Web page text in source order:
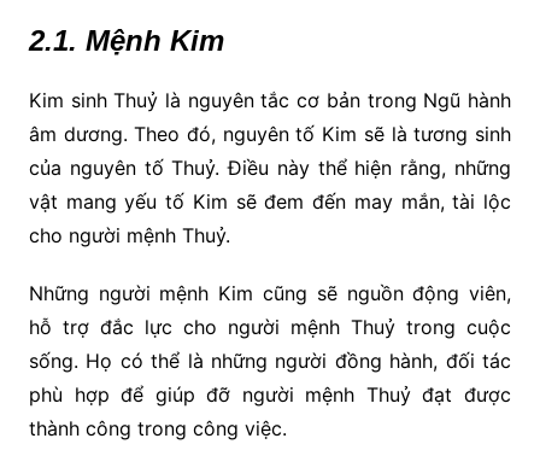
2.1. Mệnh Kim
Kim sinh Thuỷ là nguyên tắc cơ bản trong Ngũ hành
âm dương. Theo đó, nguyên tố Kim sẽ là tương sinh
của nguyên tố Thuỷ. Điều này thể hiện rằng, những
vật mang yếu tố Kim sẽ đem đến may mắn, tài lộc
cho người mệnh Thuỷ.
Những người mệnh Kim cũng sẽ nguồn động viên,
hỗ trợ đắc lực cho người mệnh Thuỷ trong cuộc
sống. Họ có thể là những người đồng hành, đối tác
phù hợp để giúp đỡ người mệnh Thuỷ đạt được
thành công trong công việc.